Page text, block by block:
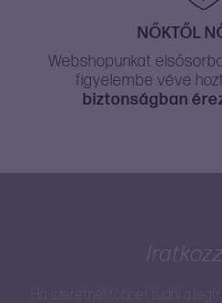
NŐKTŐL
Webshopunkat
figyelembe véve
biztonságban